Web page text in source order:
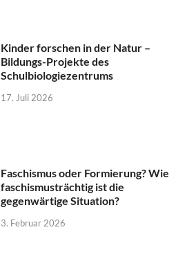
Kinder forschen in der Natur –
Bildungs-Projekte des
Schulbiologiezentrums
17. Juli 2026
Faschismus oder Formierung? Wie
faschismusträchtig ist die
gegenwärtige Situation?
3. Februar 2026